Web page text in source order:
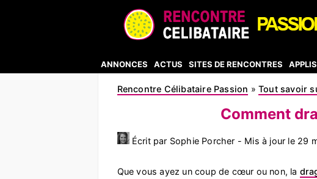
ANNONCES ACTUS SITES DE RENCONTRES APPLIS
Rencontre Célibataire Passion »Tout savoir
Comment
Écrit par Sophie Porcher - Mis à jour le 29
Que vous ayez un coup de cœur ou non, la